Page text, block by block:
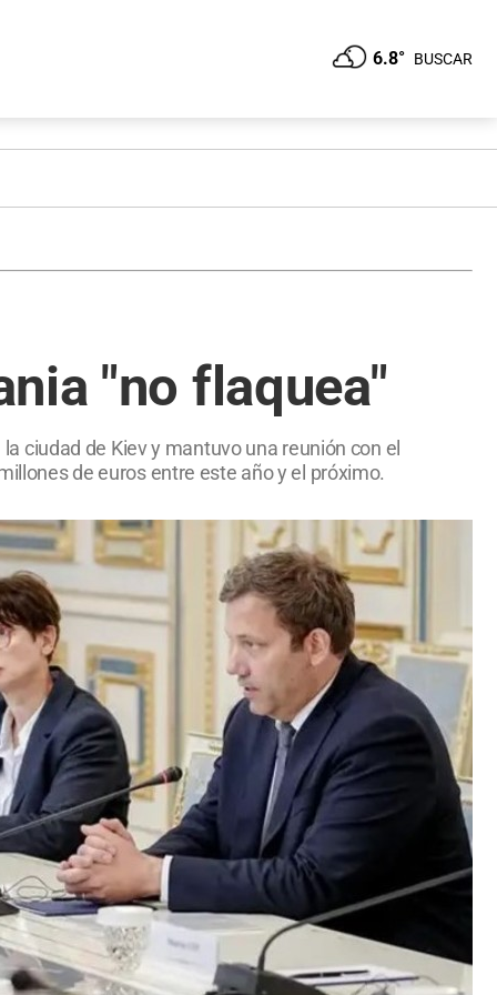
6.8° BUSCAR
"no flaquea"
ciudad de Kiev y mantuvo una reunión con el
de euros entre este año y el próximo.